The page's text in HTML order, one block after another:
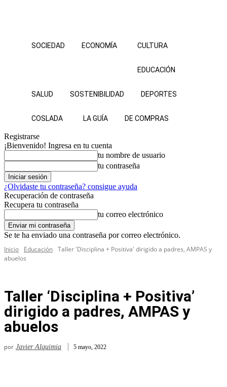
SOCIEDAD ECONOMÍA CULTURA
EDUCACIÓN
SALUD SOSTENIBILIDAD DEPORTES
COSLADA LA GUÍA DE COMPRAS
Registrarse
¡Bienvenido! Ingresa en tu cuenta
tu nombre de usuario
tu contraseña
¿Olvidaste tu contraseña? consigue ayuda
Recuperación de contraseña
Recupera tu contraseña
tu correo electrónico
Se te ha enviado una contraseña por correo electrónico.
Inicio
Educación Taller 'Disciplina + Positiva' dirigido a padres, AMPAS y
abuelos
Taller ‘Disciplina + Positiva’
dirigido a padres, AMPAS y
abuelos
por Javier Alquimia 5 mayo, 2022